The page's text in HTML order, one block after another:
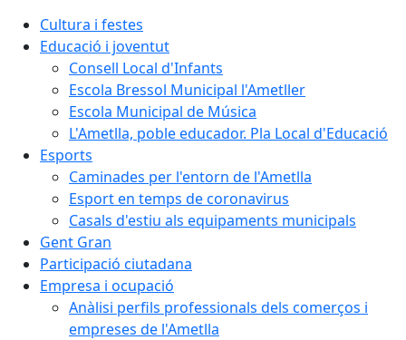
Cultura i festes
Educació i joventut
Consell Local d'Infants
Escola Bressol Municipal l'Ametller
Escola Municipal de Música
L'Ametlla, poble educador. Pla Local d'Educació
Esports
Caminades per l'entorn de l'Ametlla
Esport en temps de coronavirus
Casals d'estiu als equipaments municipals
Gent Gran
Participació ciutadana
Empresa i ocupació
Anàlisi perfils professionals dels comerços i
empreses de l'Ametlla